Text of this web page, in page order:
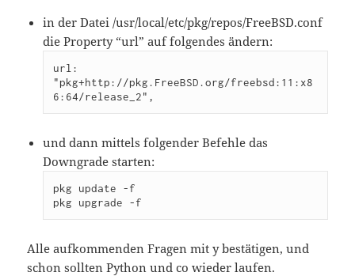
in der Datei /usr/local/etc/pkg/repos/FreeBSD.conf
die Property “url” auf folgendes ändern:
url:
"pkg+http://pkg.FreeBSD.org/freebsd:11:x8
6:64/release_2",
und dann mittels folgender Befehle das
Downgrade starten:
pkg update -f
pkg upgrade -f
Alle aufkommenden Fragen mit y bestätigen, und
schon sollten Python und co wieder laufen.